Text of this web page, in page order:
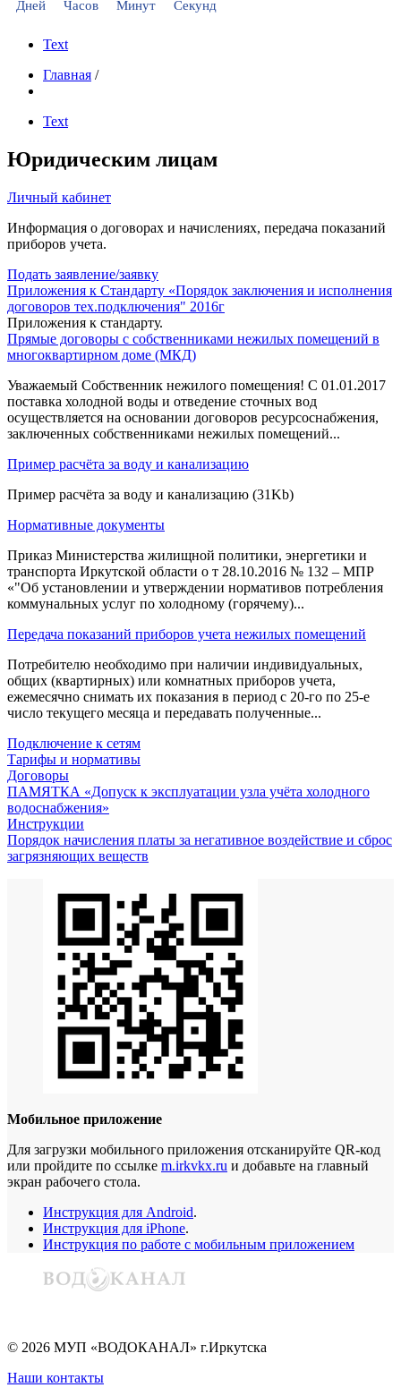
Дней Часов Минут Секунд
Text
Главная /
Text
Юридическим лицам
Личный кабинет
Информация о договорах и начислениях, передача показаний
приборов учета.
Подать заявление/заявку
Приложения к Стандарту «Порядок заключения и исполнения
договоров тех.подключения" 2016г
Приложения к стандарту.
Прямые договоры с собственниками нежилых помещений в
многоквартирном доме (МКД)
Уважаемый Собственник нежилого помещения! С 01.01.2017
поставка холодной воды и отведение сточных вод
осуществляется на основании договоров ресурсоснабжения,
заключенных собственниками нежилых помещений...
Пример расчёта за воду и канализацию
Пример расчёта за воду и канализацию (31Kb)
Нормативные документы
Приказ Министерства жилищной политики, энергетики и
транспорта Иркутской области о т 28.10.2016 № 132 – МПР
«"Об установлении и утверждении нормативов потребления
коммунальных услуг по холодному (горячему)...
Передача показаний приборов учета нежилых помещений
Потребителю необходимо при наличии индивидуальных,
общих (квартирных) или комнатных приборов учета,
ежемесячно снимать их показания в период с 20-го по 25-е
число текущего месяца и передавать полученные...
Подключение к сетям
Тарифы и нормативы
Договоры
ПАМЯТКА «Допуск к эксплуатации узла учёта холодного
водоснабжения»
Инструкции
Порядок начисления платы за негативное воздействие и сброс
загрязняющих веществ
Мобильное приложение
Для загрузки мобильного приложения отсканируйте QR-код
или пройдите по ссылке m.irkvkx.ru и добавьте на главный
экран рабочего стола.
Инструкция для Android.
Инструкция для iPhone.
Инструкция по работе с мобильным приложением
© 2026 МУП «ВОДОКАНАЛ» г.Иркутска
Наши контакты